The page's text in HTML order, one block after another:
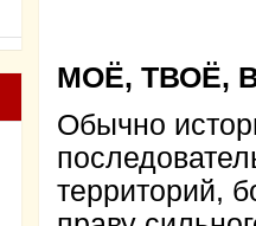
МОЁ, ТВОЁ,
Обычно
территорий,